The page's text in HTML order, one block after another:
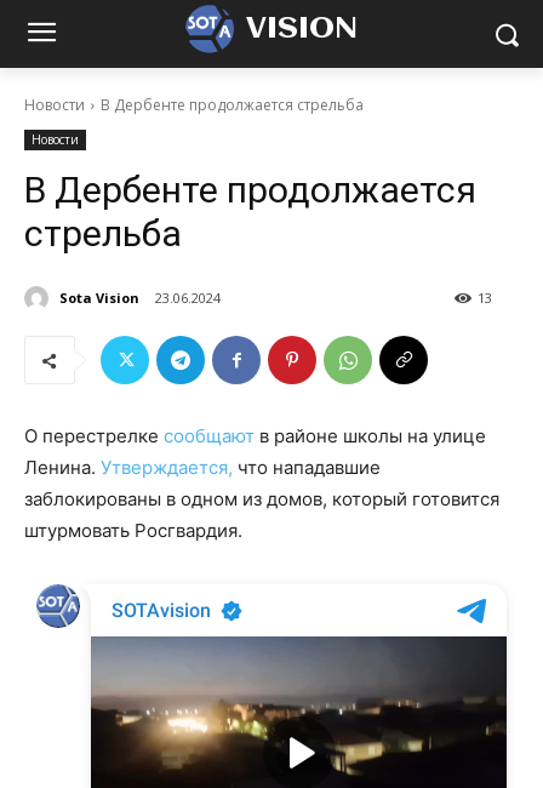
VISION
Новости В Дербенте продолжается стрельба
Новости
В Дербенте продолжается
стрельба
Sota Vision 23.06.2024 13
О перестрелке сообщают в районе школы на улице
Ленина. Утверждается, что нападавшие
заблокированы в одном из домов, который готовится
штурмовать Росгвардия.